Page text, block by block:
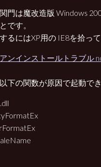
門は魔改造版 Windows
です。
るにはXP用の IE8を拾っ
ンインストールトラブル
下の関数が原因で起動で